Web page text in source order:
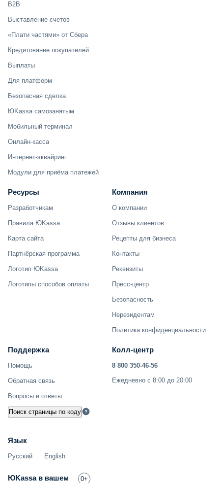
B2B
Выставление счетов
«Плати частями» от Сбера
Кредитование покупателей
Выплаты
Для платформ
Безопасная сделка
ЮKassa самозанятым
Мобильный терминал
Онлайн-касса
Интернет-эквайринг
Модули для приёма платежей
Ресурсы
Разработчикам
Правила ЮKassa
Карта сайта
Партнёрская программа
Логотип ЮKassa
Логотипы способов оплаты
Компания
О компании
Отзывы клиентов
Рецепты для бизнеса
Контакты
Реквизиты
Пресс-центр
Безопасность
Нерезидентам
Политика конфиденциальности
Поддержка
Помощь
Обратная связь
Вопросы и ответы
Поиск страницы по коду
Колл-центр
8 800 350-46-56
Ежедневно с 8:00 до 20:00
Язык
Русский English
ЮKassa в вашем 0+